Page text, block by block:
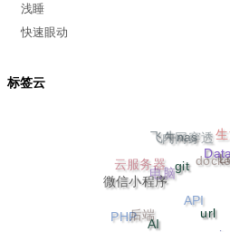
浅睡
快速眼动
标签云
PHP后端
AI
微信小程序
云服务器
电脑
API
url
git
飞牛nas
内网穿透